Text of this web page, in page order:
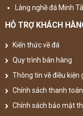
Làng nghề đá Minh
HỖ TRỢ KHÁCH
Kiến thức về đá
Quy trình bán hàng
Thông tin về điều kiện
Chính sách thanh toán
Chính sách bảo mật